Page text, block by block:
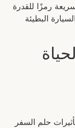
رمزًا للقدرة
البطيئة
حلم السفر